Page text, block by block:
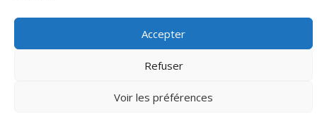
Accepter
Refuser
Voir les préférences
Mentions légales Vie privée Médiateur Accessibilité